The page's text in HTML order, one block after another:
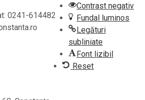
0241-614482
Contrast negativ
Fundal luminos
Legături
subliniate
Font lizibil
Reset